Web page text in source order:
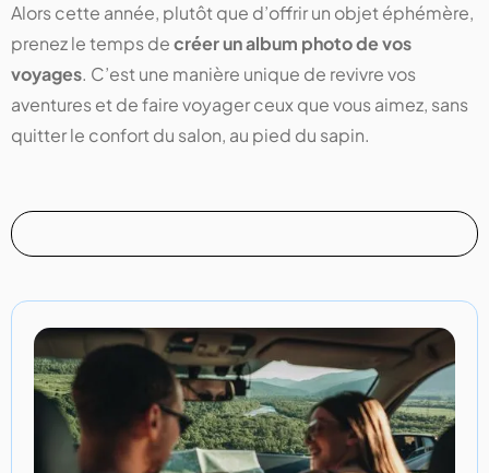
Alors cette année, plutôt que d’offrir un objet éphémère,
prenez le temps decréer un album photo de vos
voyages. C’est une manière unique de revivre vos
aventures et de faire voyager ceux que vous aimez, sans
quitter le confort du salon, au pied du sapin.